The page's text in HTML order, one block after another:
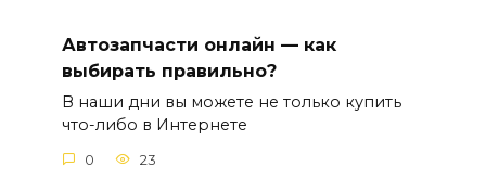
Автозапчасти онлайн — как
выбирать правильно?
В наши дни вы можете не только купить
что-либо в Интернете
0 23